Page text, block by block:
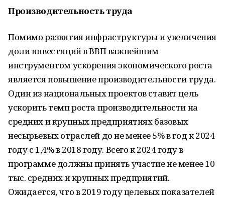
Производительность труда
Помимо развития инфраструктуры и увеличения
доли инвестиций в ВВП важнейшим
инструментом ускорения экономического роста
является повышение производительности труда.
Один из национальных проектов ставит цель
ускорить темп роста производительности на
средних и крупных предприятиях базовых
несырьевых отраслей до не менее 5% в год к 2024
году с 1,4% в 2018 году. Всего к 2024 году в
программе должны принять участие не менее 10
тыс. средних и крупных предприятий.
Ожидается, что в 2019 году целевых показателей